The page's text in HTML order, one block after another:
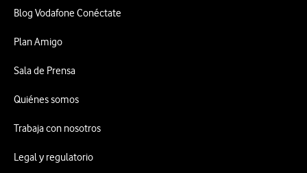
Blog Vodafone Conéctate
Plan Amigo
Sala de Prensa
Quiénes somos
Trabaja con nosotros
Legal y regulatorio